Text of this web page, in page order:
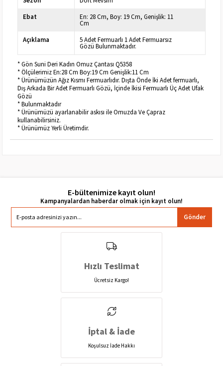
Ebat
En: 28 Cm, Boy: 19 Cm, Genişlik: 11
Cm
Açıklama
5 Adet Fermuarlı 1 Adet Fermuarsız
Gözü Bulunmaktadır.
* Gön Suni Deri Kadın Omuz Çantası Q5358
* Ölçülerimiz En:28 Cm Boy:19 Cm Genişlik:11 Cm
* Ürünümüzün Ağız Kısmı Fermuarlıdır. Dışta Önde İki Adet fermuarlı,
Dış Arkada Bir Adet Fermuarlı Gözü, İçinde İkisi Fermuarlı Üç Adet Ufak
Gözü
* Bulunmaktadır
* Ürünümüzü ayarlanabilir askısı ile Omuzda Ve Çapraz
kullanabilirsiniz.
* Ürünümüz Yerli Üretimdir.
E-bültenimize kayıt olun!
Gönder
Hızlı Teslimat
Ücretsiz Kargo!
İptal & İade
Koşulsuz İade Hakkı